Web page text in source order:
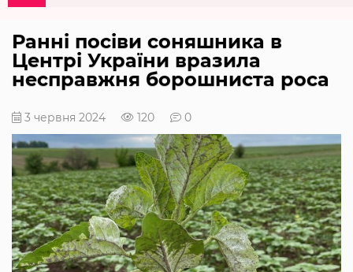
Ранні посіви соняшника в
Центрі України вразила
несправжня борошниста роса
3 червня 2024 120 0